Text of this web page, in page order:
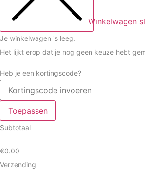
Winkelwagen
Je winkelwagen is leeg.
Het lijkt erop dat je nog geen keuze hebt
Heb je een kortingscode?
Toepassen
Subtotaal
€0.00
Verzending